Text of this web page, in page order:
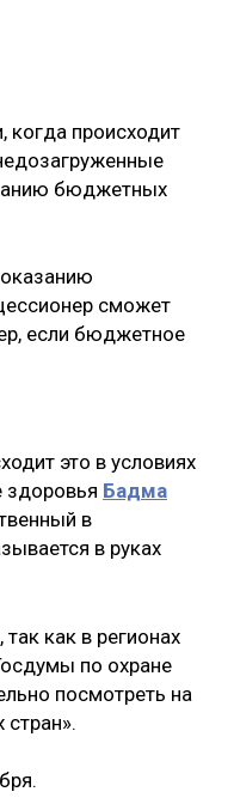
когда происходит
бюджетных
сможет
если бюджетное
это в условиях
здоровья Бадма
в
в руках
как в регионах
по охране
посмотреть на